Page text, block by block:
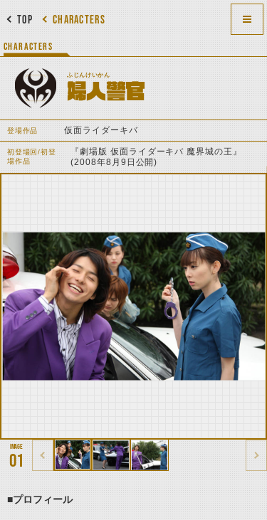
CHARACTERS
TOP
CHARACTERS
ふじんけいかん
婦人警官
登場作品 仮面ライダーキバ
初登場回/初登
場作品
『劇場版 仮面ライダーキバ 魔界城の王』
(2008年8月9日公開)
01
■プロフィール